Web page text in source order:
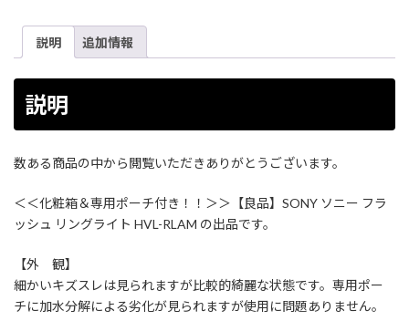
説明 追加情報
説明
数ある商品の中から閲覧いただきありがとうございます。
＜＜化粧箱＆専用ポーチ付き！！＞＞【良品】SONY ソニー フラ
ッシュ リングライト HVL-RLAM の出品です。
【外 観】
細かいキズスレは見られますが比較的綺麗な状態です。専用ポー
チに加水分解による劣化が見られますが使用に問題ありません。